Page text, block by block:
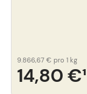
14,80 €¹
9.866,67 € pro 1 kg